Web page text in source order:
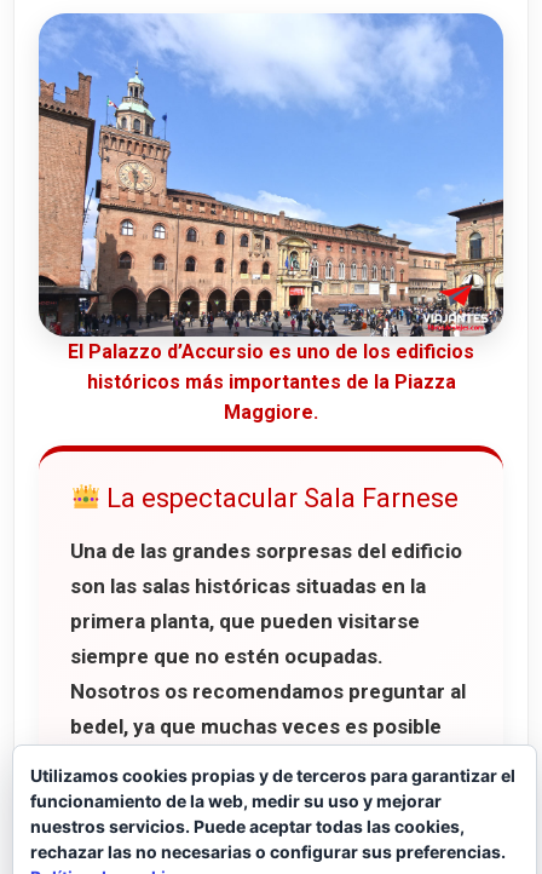
El Palazzo d’Accursio es uno de los edificios
históricos más importantes de la Piazza
Maggiore.
La espectacular Sala Farnese
Una de las grandes sorpresas del edificio
son las salas históricas situadas en la
primera planta, que pueden visitarse
siempre que no estén ocupadas.
Nosotros os recomendamos preguntar al
bedel, ya que muchas veces es posible
Entre todas ellas destaca especialmente
la impresionanteSala Farnese, famosa
Utilizamos cookies propias y de terceros para garantizar el
funcionamiento de la web, medir su uso y mejorar
nuestros servicios. Puede aceptar todas las cookies,
rechazar las no necesarias o configurar sus preferencias.